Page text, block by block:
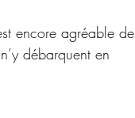
encore agréable de
débarquent en